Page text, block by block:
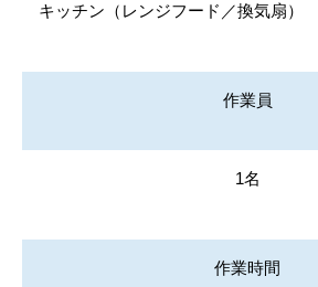
キッチン（レンジフード／換気扇）
作業員
1名
作業時間